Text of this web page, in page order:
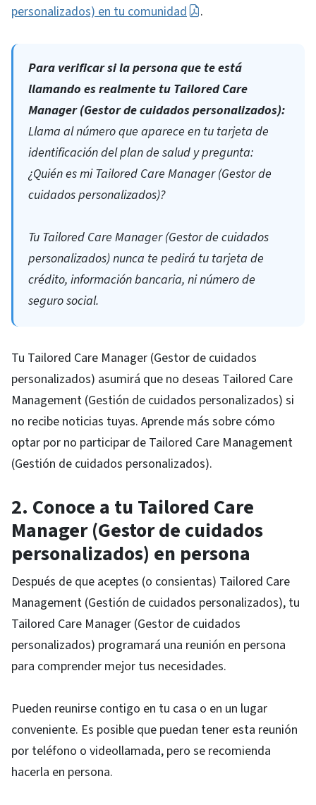
personalizados) en tu comunidad
.
Para verificar si la persona que te está
llamando es realmente tu Tailored Care
Manager (Gestor de cuidados personalizados):
Llama al número que aparece en tu tarjeta de
identificación del plan de salud y pregunta:
¿Quién es mi Tailored Care Manager (Gestor de
cuidados personalizados)?
Tu Tailored Care Manager (Gestor de cuidados
personalizados) nunca te pedirá tu tarjeta de
crédito, información bancaria, ni número de
seguro social.
Tu Tailored Care Manager (Gestor de cuidados
personalizados) asumirá que no deseas Tailored Care
Management (Gestión de cuidados personalizados) si
no recibe noticias tuyas. Aprende más sobre cómo
optar por no participar de Tailored Care Management
(Gestión de cuidados personalizados).
2. Conoce a tu Tailored Care
Manager (Gestor de cuidados
personalizados) en persona
Después de que aceptes (o consientas) Tailored Care
Management (Gestión de cuidados personalizados), tu
Tailored Care Manager (Gestor de cuidados
personalizados) programará una reunión en persona
para comprender mejor tus necesidades.
Pueden reunirse contigo en tu casa o en un lugar
conveniente. Es posible que puedan tener esta reunión
por teléfono o videollamada, pero se recomienda
hacerla en persona.